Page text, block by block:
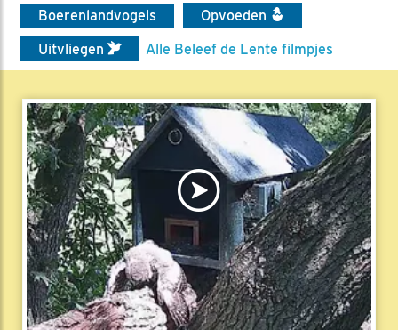
Boerenlandvogels
Opvoeden
Uitvliegen
Alle Beleef de Lente filmpjes